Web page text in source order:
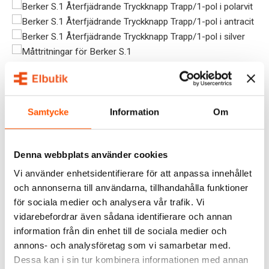
Samtycke Information Om
Denna webbplats använder cookies
Vi använder enhetsidentifierare för att anpassa innehållet
och annonserna till användarna, tillhandahålla funktioner
för sociala medier och analysera vår trafik. Vi
vidarebefordrar även sådana identifierare och annan
information från din enhet till de sociala medier och
annons- och analysföretag som vi samarbetar med.
Dessa kan i sin tur kombinera informationen med annan
SPECIFIKATIONER
DOKUMENT
FRÅGOR & SVAR
RELATERADE PRODUKTER